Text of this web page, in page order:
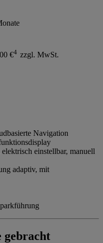
€4 zzgl. MwSt.
Navigation
einstellbar, manuell
adaptiv, mit
gebracht